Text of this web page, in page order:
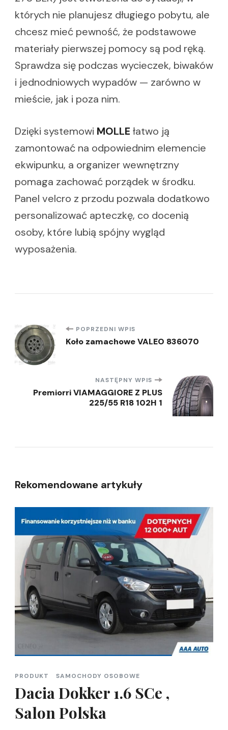
których nie planujesz długiego pobytu, ale
chcesz mieć pewność, że podstawowe
materiały pierwszej pomocy są pod ręką.
Sprawdza się podczas wycieczek, biwaków
i jednodniowych wypadów — zarówno w
mieście, jak i poza nim.
Dzięki systemowi MOLLE łatwo ją
zamontować na odpowiednim elemencie
ekwipunku, a organizer wewnętrzny
pomaga zachować porządek w środku.
Panel velcro z przodu pozwala dodatkowo
personalizować apteczkę, co docenią
osoby, które lubią spójny wygląd
wyposażenia.
Nawigacja
wpisu
POPRZEDNI WPIS
Koło zamachowe VALEO 836070
NASTĘPNY WPIS
Premiorri VIAMAGGIORE Z PLUS
225/55 R18 102H 1
Rekomendowane artykuły
PRODUKT SAMOCHODY OSOBOWE
Dacia Dokker 1.6 SCe ,
Salon Polska